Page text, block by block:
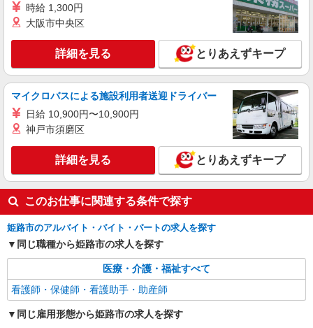
キープ 詳細を見る
株式会社kotrio /●KB-H-1813324
お試し勤務OK♪野里駅の病院で看護助手▼補助
作業！面接なし
時給1550円〜2187円 ＜日払い有/週払い有/交
通費全支給(ガソリン代含む)＞
キープ 詳細を見る
時給 1,300円
大阪市中央区
詳細を見る とりあえずキープ
マイクロバスによる施設利用者送迎ドライバー
日給 10,900円〜10,900円
神戸市須磨区
詳細を見る とりあえずキープ
このお仕事に関連する条件で探す
姫路市のアルバイト・バイト・パートの求人を探す
同じ職種から姫路市の求人を探す
医療・介護・福祉すべて
看護師・保健師・看護助手・助産師
同じ雇用形態から姫路市の求人を探す